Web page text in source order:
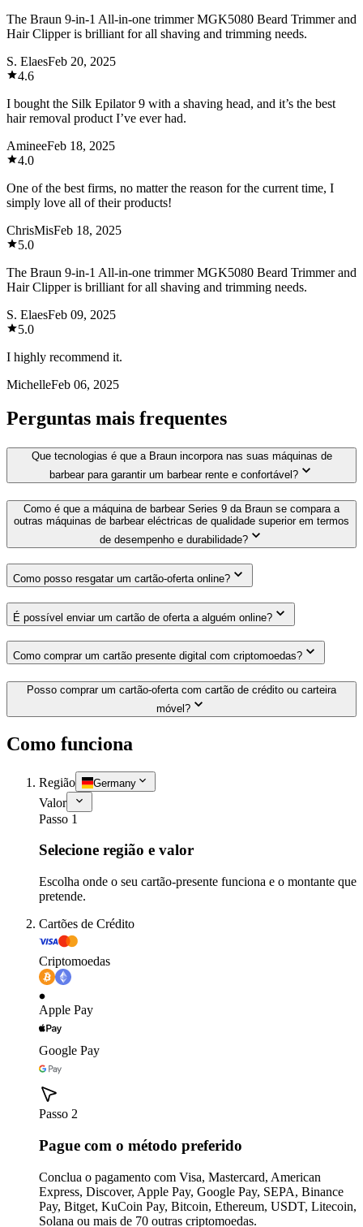
The Braun 9-in-1 All-in-one trimmer MGK5080 Beard Trimmer and
Hair Clipper is brilliant for all shaving and trimming needs.
S. ElaesFeb 20, 2025
4.6
I bought the Silk Epilator 9 with a shaving head, and it’s the best
hair removal product I’ve ever had.
AmineeFeb 18, 2025
4.0
One of the best firms, no matter the reason for the current time, I
simply love all of their products!
ChrisMisFeb 18, 2025
5.0
The Braun 9-in-1 All-in-one trimmer MGK5080 Beard Trimmer and
Hair Clipper is brilliant for all shaving and trimming needs.
S. ElaesFeb 09, 2025
5.0
I highly recommend it.
MichelleFeb 06, 2025
Perguntas mais frequentes
Que tecnologias é que a Braun incorpora nas suas máquinas de
barbear para garantir um barbear rente e confortável?
Como é que a máquina de barbear Series 9 da Braun se compara a
outras máquinas de barbear eléctricas de qualidade superior em termos
de desempenho e durabilidade?
Como posso resgatar um cartão-oferta online?
É possível enviar um cartão de oferta a alguém online?
Como comprar um cartão presente digital com criptomoedas?
Posso comprar um cartão-oferta com cartão de crédito ou carteira
móvel?
Como funciona
Região Germany
Valor
Passo 1
Selecione região e valor
Escolha onde o seu cartão-presente funciona e o montante que
pretende.
Cartões de Crédito
Criptomoedas
Apple Pay
Google Pay
Passo 2
Pague com o método preferido
Conclua o pagamento com Visa, Mastercard, American
Express, Discover, Apple Pay, Google Pay, SEPA, Binance
Pay, Bitget, KuCoin Pay, Bitcoin, Ethereum, USDT, Litecoin,
Solana ou mais de 70 outras criptomoedas.